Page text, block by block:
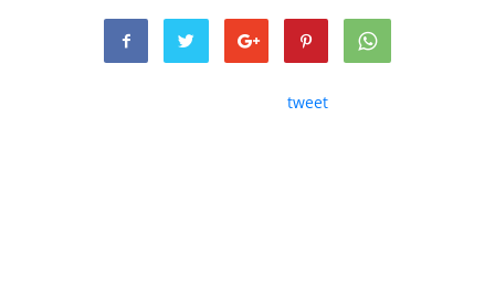
tweet